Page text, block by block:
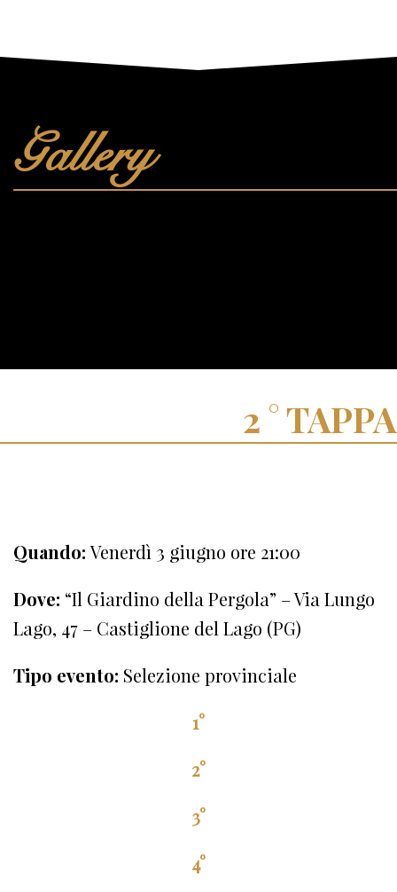
Gallery
TAPPA
Quando:Venerdì 3 giugno ore 21:00
Dove: “Il Giardino della Pergola” – Via Lungo
Lago, 47 – Castiglione del Lago (PG)
Tipo evento: Selezione provinciale
1°
2°
3°
4°